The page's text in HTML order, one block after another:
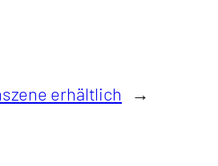
erhältlich →